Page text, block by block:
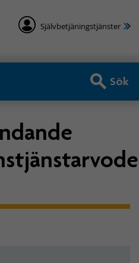
Självbetjäningstjänster
Sök